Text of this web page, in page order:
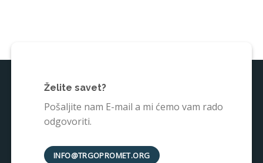
Želite savet?
Pošaljite nam E-mail a mi ćemo vam rado
odgovoriti.
INFO@TRGOPROMET.ORG